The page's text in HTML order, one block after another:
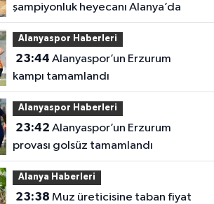
şampiyonluk heyecanı Alanya’da
Alanyaspor Haberleri
23:44
kampı tamamlandı
Alanyaspor Haberleri
23:42
provası golsüz tamamlandı
Alanya Haberleri
23:38